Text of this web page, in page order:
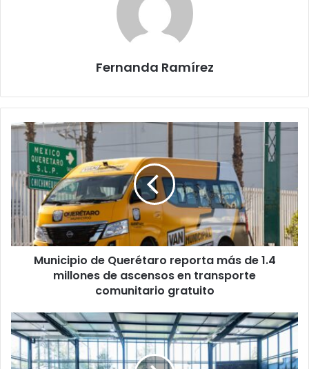
Fernanda Ramírez
Municipio
Querétaro
reporta
más
de
1.4
millones
de
ascensos
gratuito
Municipio de Querétaro reporta más de 1.4
millones de ascensos en transporte
comunitario gratuito
El
Marqués
refuerza
seguridad